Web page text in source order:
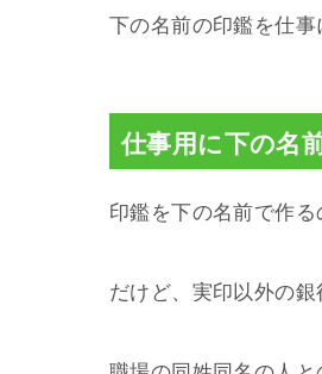
下の名前の印鑑を仕
仕事用に下の名
印鑑を下の名前で作る
だけど、実印以外の